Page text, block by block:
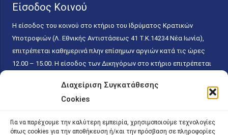
Διαχείριση Συγκατάθεσης
Cookies
Για να παρέχουμε την καλύτερη εμπειρία, χρησιμοποιούμε τεχνολογίες
όπως cookies για την αποθήκευση ή/και την πρόσβαση σε πληροφορίες
Είσοδος Κοινού
Η είσοδος του κοινού στο κτήριο του Ιδρύματος Κρατικών
Υποτροφιών (Λ. Εθνικής Αντιστάσεως 41 T.K.14234 Νέα Ιωνία),
επιτρέπεται καθημερινά πλην επίσημων αργιών κατά τις ώρες
12.00 – 15.00. Η είσοδος των Δικηγόρων στο κτήριο επιτρέπεται
κάθε εργάσιμη ημέρα και ώρα χωρίς κανέναν χρονικό ή άλλο
περιορισμό. Η είσοδος του κοινού ειδικά στο γραφείο του
15.00. Η εξυπηρέτηση του κοινού πραγματοποιείται βάσει των